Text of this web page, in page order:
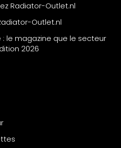
Radiator-Outlet.nl
Outlet.nl
le magazine que le secteur
2026